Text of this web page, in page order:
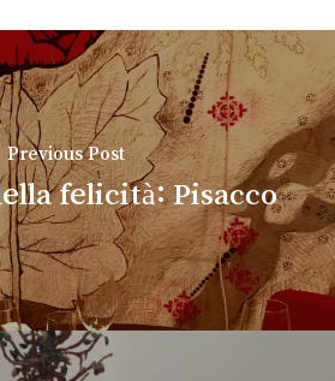
Previous Post
felicità: Pisacco